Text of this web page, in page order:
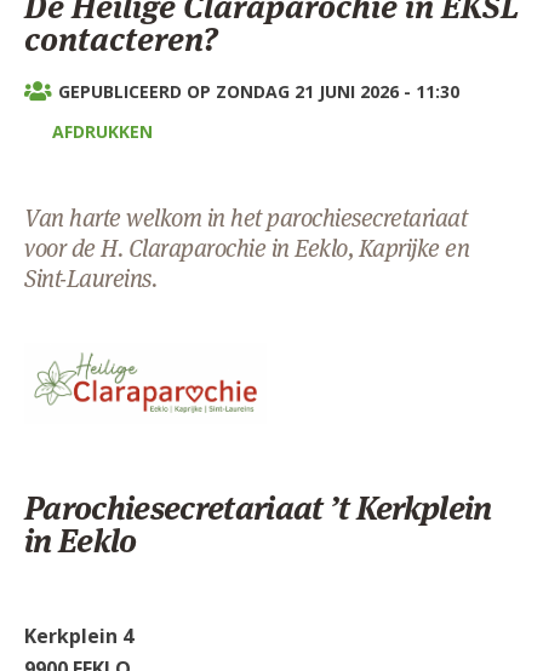
AANMELDEN OF REGISTREREN
contacteren?
GEPUBLICEERD OP ZONDAG 21 JUNI 2026 - 11:30
AFDRUKKEN
Van harte welkom in het parochiesecretariaat
voor de H. Claraparochie in Eeklo, Kaprijke en
Sint-Laureins.
2a)
Parochiesecretariaat ’t Kerkplein
in Eeklo
Kerkplein 4